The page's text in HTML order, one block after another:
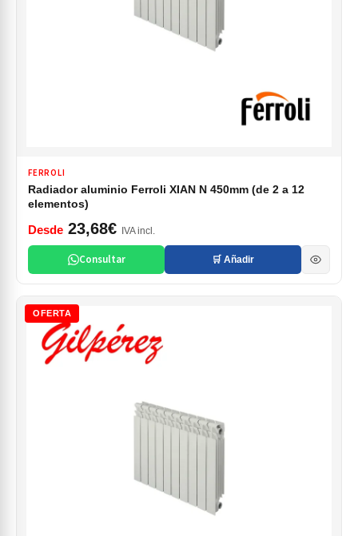
FERROLI
Radiador aluminio Ferroli XIAN N 450mm (de 2 a 12
elementos)
Desde 23,68€ IVA incl.
Consultar 🛒 Añadir
OFERTA